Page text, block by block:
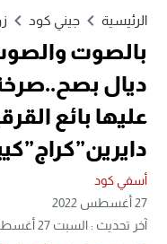
الرئيسية جيني كود
بالصوت
ديال
عليها بائع
أسفي كود
27 أغسطس 2022
آخر تحديث : السبت 27 أغسطس 2022 - 9:02 مساءً